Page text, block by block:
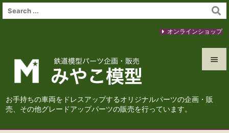
お手持ちの車両をドレスアップするオリジナルパーツの企画・販
売、その他グレードアップパーツの販売を行っています。


オンラインショップ